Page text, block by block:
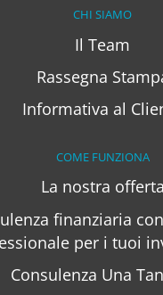
CHI SIAMO
Il Team
Rassegna
Informativa al
COME FUNZIONA
La nostra offerta
finanziaria
per i tuoi
Consulenza Una